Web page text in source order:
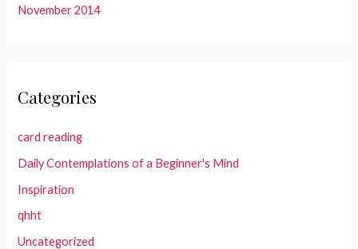
November 2014
Categories
card reading
Daily Contemplations of a Beginner's Mind
Inspiration
qhht
Uncategorized